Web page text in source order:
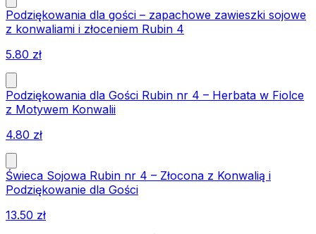
Podziękowania dla gości – zapachowe zawieszki sojowe
z konwaliami i złoceniem Rubin 4
5.80 zł
Podziękowania dla Gości Rubin nr 4 – Herbata w Fiolce
z Motywem Konwalii
4.80 zł
Świeca Sojowa Rubin nr 4 – Złocona z Konwalią i
Podziękowanie dla Gości
13.50 zł